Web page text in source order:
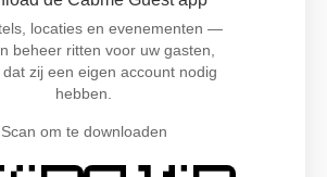
locaties en evenementen —
beheer ritten voor uw gasten,
zij een eigen account nodig
hebben.
Scan om te downloaden